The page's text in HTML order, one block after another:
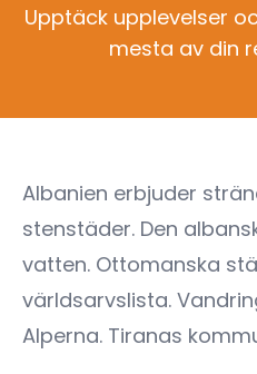
Upptäck upplevelser
mesta av din
Albanien erbjuder
stenstäder. Den
vatten. Ottomanska
världsarvslista.
Alperna. Tiranas